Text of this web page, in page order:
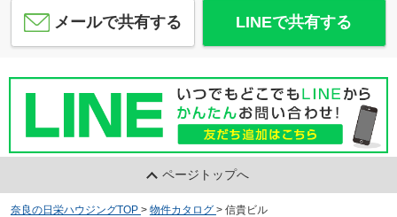
メールで共有する LINEで共有する
ページトップへ
奈良の日栄ハウジングTOP > 物件カタログ > 信貴ビル